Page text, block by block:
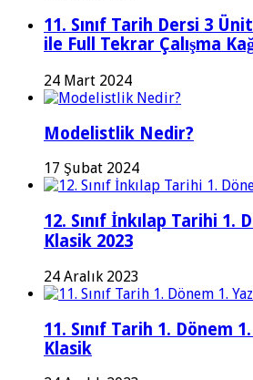
11. Sınıf Tarih Dersi 3
ile Full Tekrar Çalışma
24 Mart 2024
Modelistlik Nedir?
17 Şubat 2024
12. Sınıf İnkılap Tarihi 1.
Klasik 2023
24 Aralık 2023
11. Sınıf Tarih 1. Dönem 1.
Klasik